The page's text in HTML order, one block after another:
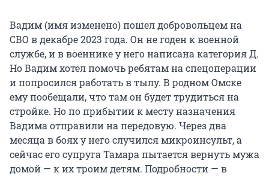
Вадим (имя изменено) пошел добровольцем на
СВО в декабре 2023 года. Он не годен к военной
службе, и в военнике у него написана категория Д.
Но Вадим хотел помочь ребятам на спецоперации
и попросился работать в тылу. В родном Омске
ему пообещали, что там он будет трудиться на
стройке. Но по прибытии к месту назначения
Вадима отправили на передовую. Через два
месяца в боях у него случился микроинсульт, а
сейчас его супруга Тамара пытается вернуть мужа
домой — к их троим детям. Подробности — в